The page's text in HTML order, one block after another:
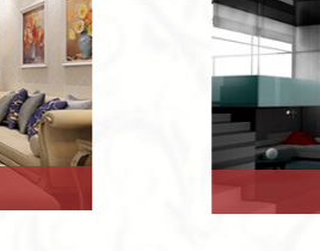
Минимализм